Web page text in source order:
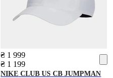
₴ 1 999
₴ 1 199
NIKE CLUB US CB JUMPMAN